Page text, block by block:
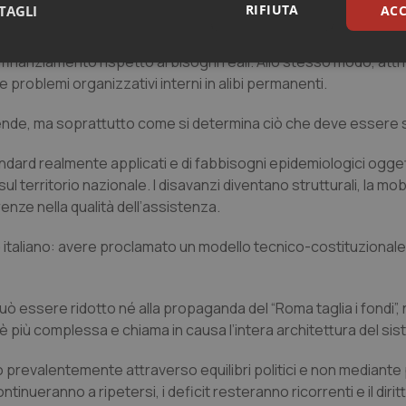
si dice una cosa vera ma non decisiva. L’aumento
rispetto ai bisogni reali. Allo stesso modo,
organizzativi interni in alibi permanenti.
ma soprattutto come si determina ciò che deve essere
realmente applicati e di fabbisogni epidemiologici
territorio nazionale. I disavanzi diventano strutturali, la
nella qualità dell’assistenza.
avere proclamato un modello tecnico-
ridotto né alla propaganda del “Roma taglia i fondi”,
più complessa e chiama in causa l’intera architettura del
attraverso equilibri politici e non mediante
a ripetersi, i deficit resteranno ricorrenti e il
RIFIUTA
Statistici
Necessari Statistici Marketing
del sito. Il sito web non è in grado di funzionare correttamente senza questi
.youtube.com
settimane
scelte di consenso e privacy
interazione con il sito. Registra i
del visitatore riguardo a varie
CookieScript
www.quotidianosanita.it
5 mesi 3
settimane
Questo cookie viene utilizzato
Script.com per ricordare le